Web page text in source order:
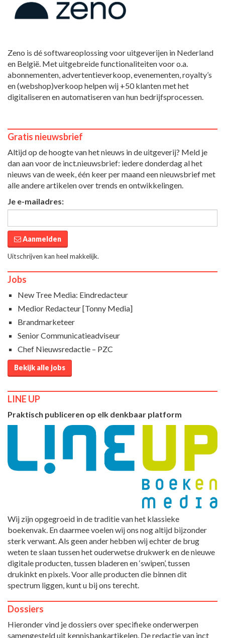
Zeno is dé softwareoplossing voor uitgeverijen in Nederland
en België. Met uitgebreide functionaliteiten voor o.a.
abonnementen, advertentieverkoop, evenementen, royalty’s
en (webshop)verkoop helpen wij +50 klanten met het
digitaliseren en automatiseren van hun bedrijfsprocessen.
Gratis nieuwsbrief
Altijd op de hoogte van het nieuws in de uitgeverij? Meld je
dan aan voor de inct.nieuwsbrief: iedere donderdag al het
nieuws van de week, één keer per maand een nieuwsbrief met
alle andere artikelen over trends en ontwikkelingen.
Je e-mailadres:
Aanmelden
Uitschrijven kan heel makkelijk.
Jobs
New Tree Media: Eindredacteur
Medior Redacteur [Tonny Media]
Brandmarketeer
Senior Communicatieadviseur
Chef Nieuwsredactie – PZC
Bekijk alle jobs
LINE UP
Praktisch publiceren op elk denkbaar platform
Wij zijn opgegroeid in de traditie van het klassieke
boekenvak. En daarmee voelen wij ons nog altijd bijzonder
sterk verwant. Als geen ander hebben wij echter de brug
weten te slaan tussen het ouderwetse drukwerk en de nieuwe
digitale producten, tussen bladeren en ‘swipen’, tussen
drukinkt en pixels. Voor alle producten die binnen dit
spectrum liggen, kunt u bij ons terecht.
Dossiers
Hieronder vind je dossiers over specifieke onderwerpen
samengesteld uit kennisbankartikelen. De redactie van inct